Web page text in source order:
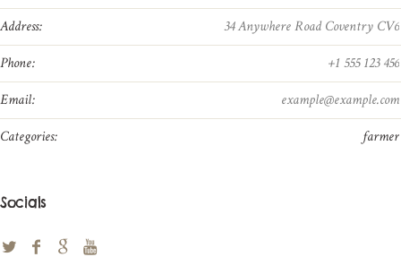
Address:
34 Anywhere Road Coventry CV6
Phone:
+1 555 123 456
Email:
example@example.com
Categories:
farmer
Socials